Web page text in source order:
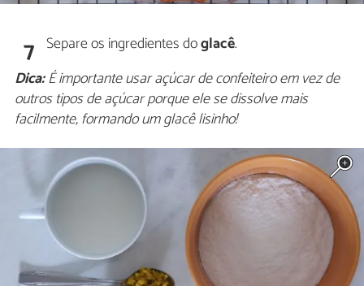
7 Separe os ingredientes doglacê.
Dica:É importante usar açúcar de confeiteiro em vez de
outros tipos de açúcar porque ele se dissolve mais
facilmente, formando um glacê lisinho!